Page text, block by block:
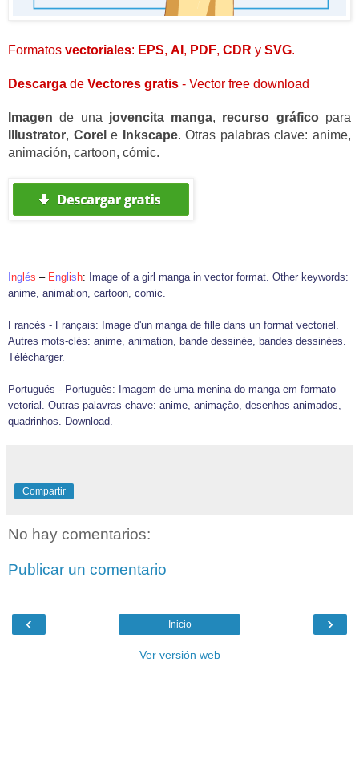
Formatos vectoriales: EPS, AI , PDF, CDR y SVG.
Descarga de Vectores gratis - Vector free download
Imagen de una jovencita manga, recurso gráfico para
Illustrator, Corel e Inkscape. Otras palabras clave:anime,
animación, cartoon, cómic.
ng és – Eng is h: Image of a girl manga in vector format. Other keywords:
anime, animation, cartoon, comic.
Francés - Français: Image d'un manga de fille dans un format vectoriel.
Autres mots-clés: anime, animation, bande dessinée, bandes dessinées.
Télécharger.
Portugués - Português: Imagem de uma menina do manga em formato
vetorial. Outras palavras-chave: anime, animação, desenhos animados,
quadrinhos. Download.
Compartir
No hay comentarios:
Publicar un comentario
‹ ›
Inicio
Ver versión web